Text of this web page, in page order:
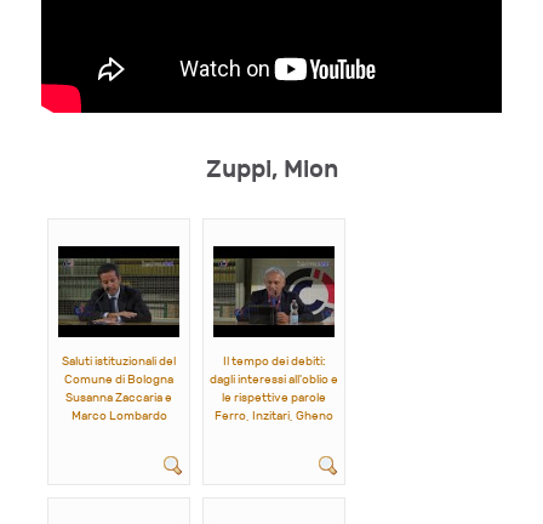
Zuppi, Mion
Saluti istituzionali del
Comune di Bologna
Susanna Zaccaria e
Marco Lombardo
Il tempo dei debiti:
dagli interessi all'oblio e
le rispettive parole
Ferro, Inzitari, Gheno